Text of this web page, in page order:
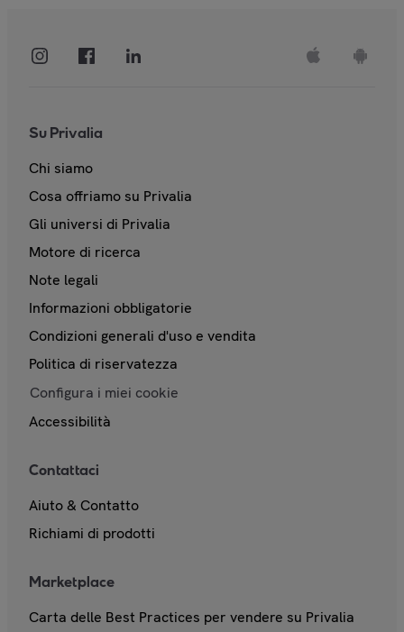
Su Privalia
Chi siamo
Cosa offriamo su Privalia
Gli universi di Privalia
Motore di ricerca
Note legali
Informazioni obbligatorie
Condizioni generali d'uso e vendita
Politica di riservatezza
Configura i miei cookie
Accessibilità
Contattaci
Aiuto & Contatto
Richiami di prodotti
Marketplace
Carta delle Best Practices per vendere su Privalia